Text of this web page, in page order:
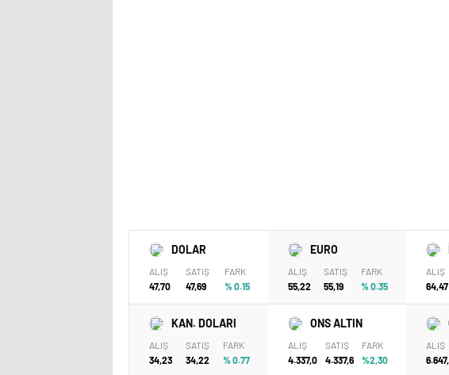
DOLAR
ALIŞ
47,70
SATIŞ
47,69
FARK
% 0.15
EURO
ALIŞ
55,22
SATIŞ
55,19
FARK
% 0.35
ALIŞ
64,47
KAN. DOLARI
ALIŞ
34,23
SATIŞ
34,22
FARK
% 0.77
ONS ALTIN
ALIŞ
4.337,0
SATIŞ
4.337,6
FARK
%2,30
ALIŞ